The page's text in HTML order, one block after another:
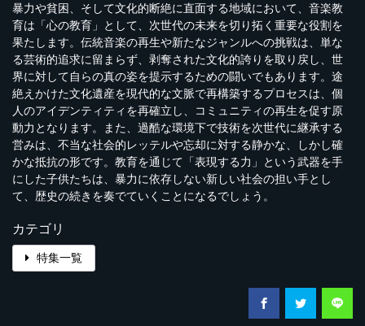
暴力や貧困、そして文化的断絶に直面する地域において、音楽教
育は「心の教育」として、次世代の未来を切り拓く重要な役割を
果たします。伝統音楽の再生や新たなジャンルへの挑戦は、単な
る芸術的追求に留まらず、剥奪された文化的誇りを取り戻し、世
界に対して自らの真の姿を提示するための闘いでもあります。途
絶えかけた文化遺産を現代的な文脈で再構築するプロセスは、個
人のアイデンティティを再確立し、コミュニティの再生を促す原
動力となります。また、過酷な環境下で技術を次世代に継承する
営みは、不当な社会的レッテルや忘却に対する静かな、しかし確
かな抵抗の形です。教育を通じて「表現する力」という武器を手
にした子供たちは、暴力に依存しない新しい社会の担い手とし
て、歴史の続きを奏でていくことになるでしょう。
カテゴリ
特集一覧